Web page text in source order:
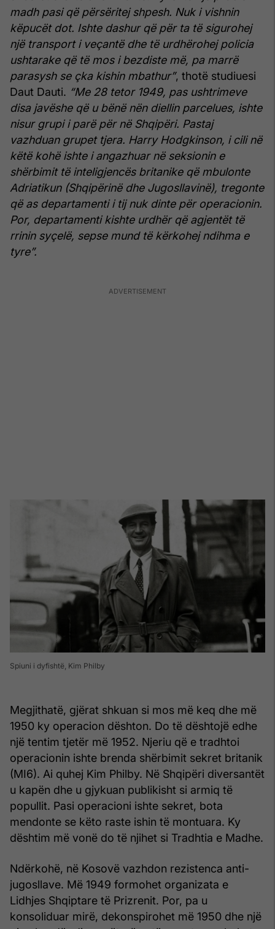
madh pasi që përsëritej shpesh. Nuk i vishnin
këpucët dot. Ishte dashur që për ta të sigurohej
një transport i veçantë dhe të urdhërohej policia
ushtarake që të mos i bezdiste më, pa marrë
parasysh se çka kishin mbathur”, thotë studiuesi
Daut Dauti. “Me 28 tetor 1949, pas ushtrimeve
disa javëshe që u bënë nën diellin parcelues, ishte
nisur grupi i parë për në Shqipëri. Pastaj
vazhduan grupet tjera. Harry Hodgkinson, i cili në
këtë kohë ishte i angazhuar në seksionin e
shërbimit të inteligjencës britanike që mbulonte
Adriatikun (Shqipërinë dhe Jugosllavinë), tregonte
që as departamenti i tij nuk dinte për operacionin.
Por, departamenti kishte urdhër që agjentët të
rrinin syçelë, sepse mund të kërkohej ndihma e
tyre”.
Spiuni i dyfishtë, Kim Philby
Megjithatë, gjërat shkuan si mos më keq dhe më
1950 ky operacion dështon. Do të dështojë edhe
një tentim tjetër më 1952. Njeriu që e tradhtoi
operacionin ishte brenda shërbimit sekret britanik
(MI6). Ai quhej Kim Philby. Në Shqipëri diversantët
u kapën dhe u gjykuan publikisht si armiq të
popullit. Pasi operacioni ishte sekret, bota
mendonte se këto raste ishin të montuara. Ky
dështim më vonë do të njihet si Tradhtia e Madhe.
Ndërkohë, në Kosovë vazhdon rezistenca anti-
jugosllave. Më 1949 formohet organizata e
Lidhjes Shqiptare të Prizrenit. Por, pa u
konsoliduar mirë, dekonspirohet më 1950 dhe një